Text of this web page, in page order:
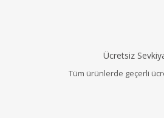
Ücretsiz
Tüm ürünlerde geçerli